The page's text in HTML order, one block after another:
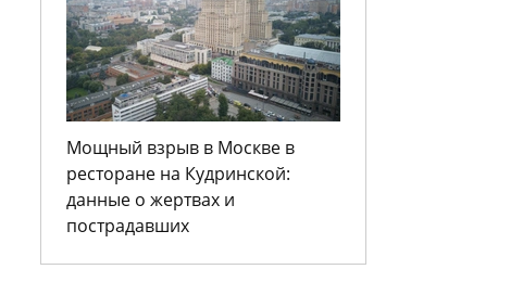
Мощный взрыв в Москве в
ресторане на Кудринской:
данные о жертвах и
пострадавших